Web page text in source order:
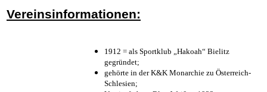
Vereinsinformationen:
1912 = als Sportklub „Hakoah“ Bielitz
gegründet;
gehörte in der K&K Monarchie zu Österreich-
Schlesien;